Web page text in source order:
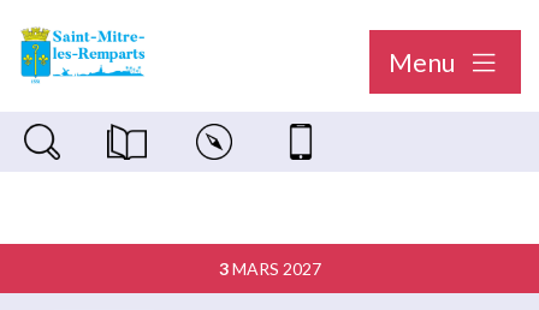
Menu
Recherche sur le siteMagazine municipal "Le Saint-Mitréen"
Carte interactiveNous contacter
3 MARS 2027